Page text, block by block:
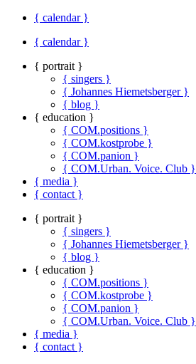
{ calendar }
{ calendar }
{ portrait }
{ singers }
{ Johannes Hiemetsberger }
{ blog }
{ education }
{ COM.positions }
{ COM.kostprobe }
{ COM.panion }
{ COM.Urban. Voice. Club }
{ media }
{ contact }
{ portrait }
{ singers }
{ Johannes Hiemetsberger }
{ blog }
{ education }
{ COM.positions }
{ COM.kostprobe }
{ COM.panion }
{ COM.Urban. Voice. Club }
{ media }
{ contact }